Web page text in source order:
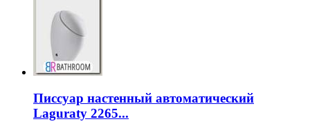
Писсуар настенный автоматический
Laguraty 2265...